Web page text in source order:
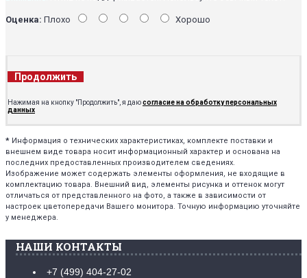
Оценка: Плохо Хорошо
Продолжить
Нажимая на кнопку "Продолжить", я даюсогласие на обработку персональных
данных
* Информация о технических характеристиках, комплекте поставки и
внешнем виде товара носит информационный характер и основана на
последних предоставленных производителем сведениях.
Изображение может содержать элементы оформления, не входящие в
комплектацию товара. Внешний вид, элементы рисунка и оттенок могут
отличаться от представленного на фото, а также в зависимости от
настроек цветопередачи Вашего монитора. Точную информацию уточняйте
у менеджера.
НАШИ КОНТАКТЫ
+7 (499) 404-27-02